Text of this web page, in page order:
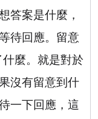
答案是什麼，
待回應。留意
麼。就是對於
沒有留意到什
一下回應，這